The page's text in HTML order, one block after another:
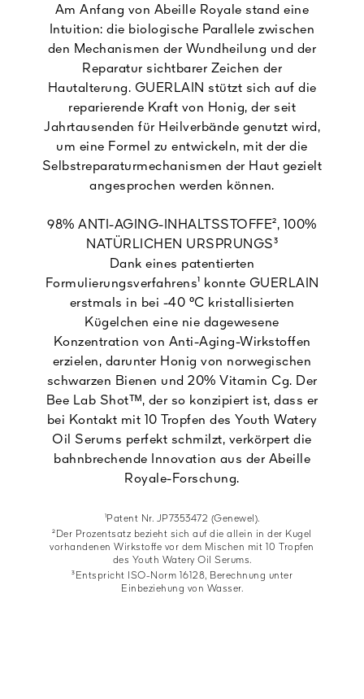
Am Anfang von Abeille Royale stand eine
Intuition: die biologische Parallele zwischen
den Mechanismen der Wundheilung und der
Reparatur sichtbarer Zeichen der
Hautalterung. GUERLAIN stützt sich auf die
reparierende Kraft von Honig, der seit
Jahrtausenden für Heilverbände genutzt wird,
um eine Formel zu entwickeln, mit der die
Selbstreparaturmechanismen der Haut gezielt
angesprochen werden können.
98% ANTI-AGING-INHALTSSTOFFE², 100%
NATÜRLICHEN URSPRUNGS³
Dank eines patentierten
Formulierungsverfahrens¹ konnte GUERLAIN
erstmals in bei -40 °C kristallisierten
Kügelchen eine nie dagewesene
Konzentration von Anti-Aging-Wirkstoffen
erzielen, darunter Honig von norwegischen
schwarzen Bienen und 20% Vitamin Cg. Der
Bee Lab Shotᵀᴹ, der so konzipiert ist, dass er
bei Kontakt mit 10 Tropfen des Youth Watery
Oil Serums perfekt schmilzt, verkörpert die
bahnbrechende Innovation aus der Abeille
Royale-Forschung.
¹Patent Nr. JP7353472 (Genewel).
²Der Prozentsatz bezieht sich auf die allein in der Kugel
vorhandenen Wirkstoffe vor dem Mischen mit 10 Tropfen
des Youth Watery Oil Serums.
³Entspricht ISO-Norm 16128, Berechnung unter
Einbeziehung von Wasser.